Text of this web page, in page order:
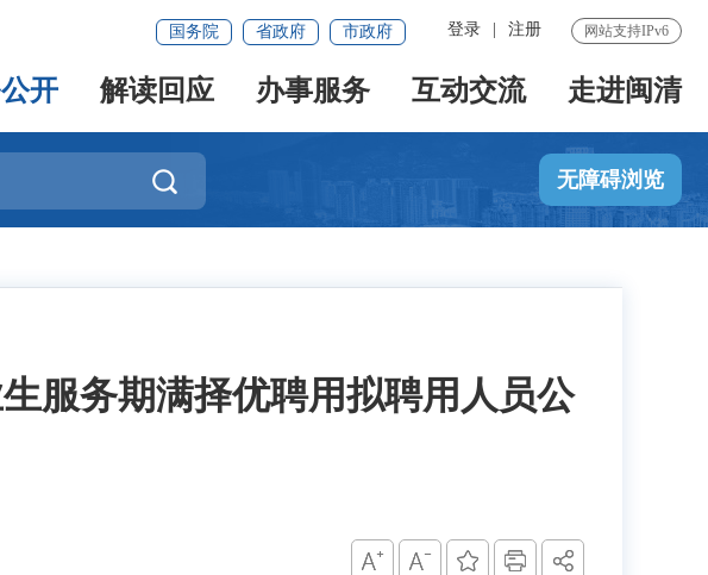
网站支持IPv6
登录 注册
国务院 省政府 市政府
开 解读回应 办事服务 互动交流 走进闽清
 无障碍浏览
服务期满择优聘用拟聘用人员公